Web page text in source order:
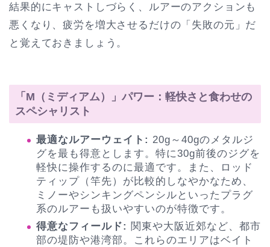
結果的にキャストしづらく、ルアーのアクションも
悪くなり、疲労を増大させるだけの「失敗の元」だ
と覚えておきましょう。
「M（ミディアム）」パワー：軽快さと食わせの
スペシャリスト
最適なルアーウェイト: 20g～40gのメタルジ
グを最も得意とします。特に30g前後のジグを
軽快に操作するのに最適です。また、ロッド
ティップ（竿先）が比較的しなやかなため、
ミノーやシンキングペンシルといったプラグ
系のルアーも扱いやすいのが特徴です。
得意なフィールド: 関東や大阪近郊など、都市
部の堤防や港湾部。これらのエリアはベイト